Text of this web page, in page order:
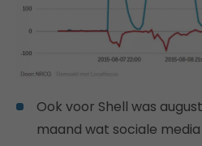
Ook voor Shell was
maand wat sociale